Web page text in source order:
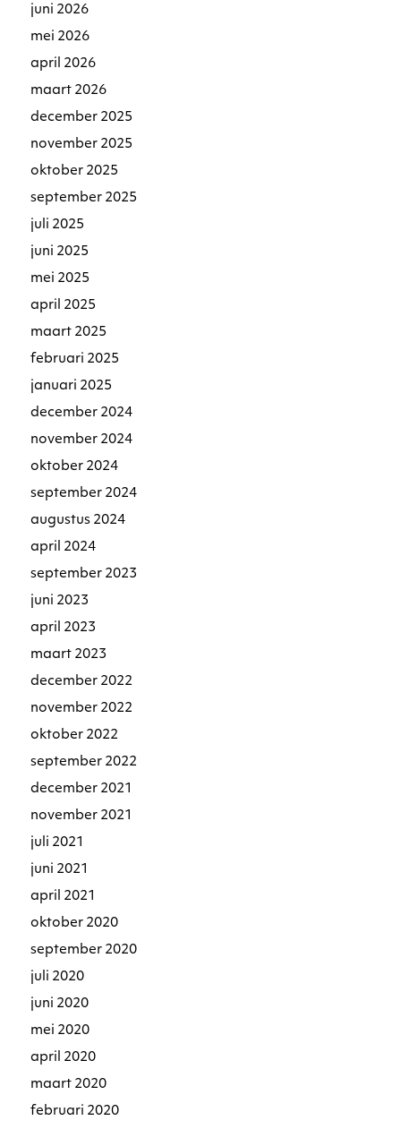
juni 2026
mei 2026
april 2026
maart 2026
december 2025
november 2025
oktober 2025
september 2025
juli 2025
juni 2025
mei 2025
april 2025
maart 2025
februari 2025
januari 2025
december 2024
november 2024
oktober 2024
september 2024
augustus 2024
april 2024
september 2023
juni 2023
april 2023
maart 2023
december 2022
november 2022
oktober 2022
september 2022
december 2021
november 2021
juli 2021
juni 2021
april 2021
oktober 2020
september 2020
juli 2020
juni 2020
mei 2020
april 2020
maart 2020
februari 2020